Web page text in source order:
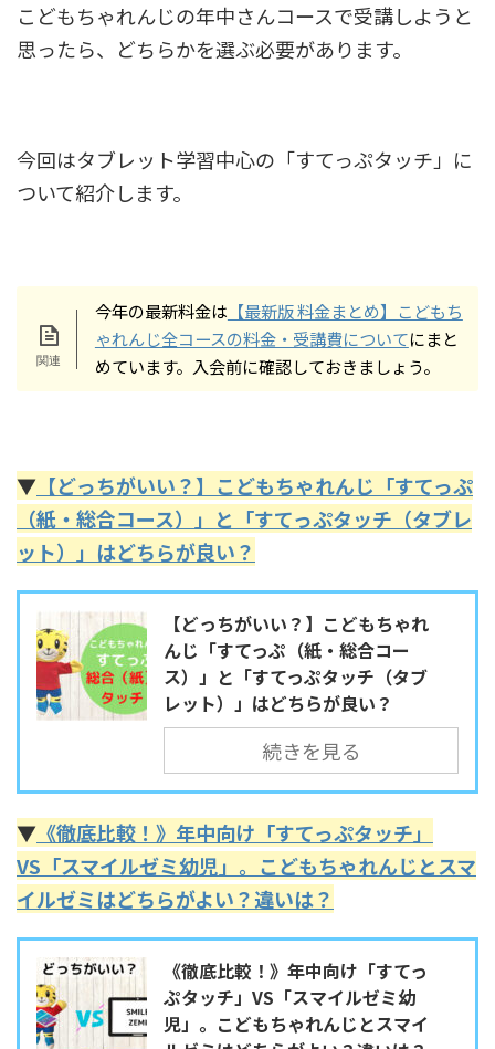
こどもちゃれんじの年中さんコースで受講しようと
思ったら、どちらかを選ぶ必要があります。
今回はタブレット学習中心の「すてっぷタッチ」に
ついて紹介します。
今年の最新料金は 【最新版 料金まとめ】こどもち
ゃれんじ全コースの料金・受講費についてにまと
めています。入会前に確認しておきましょう。
▼ 【どっちがいい？】こどもちゃれんじ「すてっぷ
（紙・総合コース）」と「すてっぷタッチ（タブレ
ット）」はどちらが良い？
【どっちがいい？】こどもちゃれ
んじ「すてっぷ（紙・総合コー
ス）」と「すてっぷタッチ（タブ
レット）」はどちらが良い？
続きを見る
▼ 《徹底比較！》年中向け「すてっぷタッチ」
VS「スマイルゼミ幼児」。こどもちゃれんじとスマ
イルゼミはどちらがよい？違いは？
《徹底比較！》年中向け「すてっ
ぷタッチ」VS「スマイルゼミ幼
児」。こどもちゃれんじとスマイ